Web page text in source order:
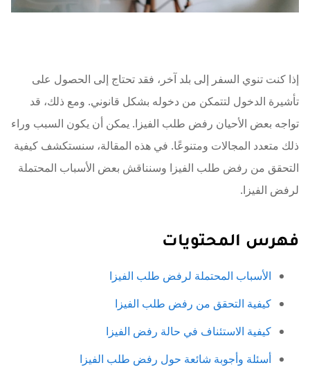
إذا كنت تنوي السفر إلى بلد آخر، فقد تحتاج إلى الحصول على
تأشيرة الدخول لتتمكن من دخوله بشكل قانوني. ومع ذلك، قد
تواجه بعض الأحيان رفض طلب الفيزا. يمكن أن يكون السبب وراء
ذلك متعدد المجالات ومتنوعًا. في هذه المقالة، سنستكشف كيفية
التحقق من رفض طلب الفيزا وسنناقش بعض الأسباب المحتملة
لرفض الفيزا.
فهرس المحتويات
الأسباب المحتملة لرفض طلب الفيزا
كيفية التحقق من رفض طلب الفيزا
كيفية الاستئناف في حالة رفض الفيزا
أسئلة وأجوبة شائعة حول رفض طلب الفيزا